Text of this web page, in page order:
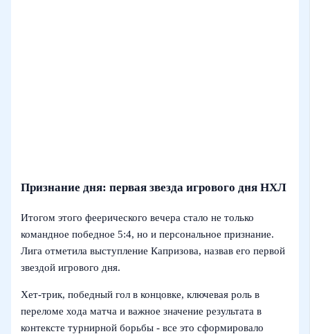
Признание дня: первая звезда игрового дня НХЛ
Итогом этого феерического вечера стало не только
командное победное 5:4, но и персональное признание.
Лига отметила выступление Капризова, назвав его первой
звездой игрового дня.
Хет-трик, победный гол в концовке, ключевая роль в
переломе хода матча и важное значение результата в
контексте турнирной борьбы - все это сформировало